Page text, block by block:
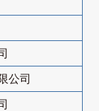
公司